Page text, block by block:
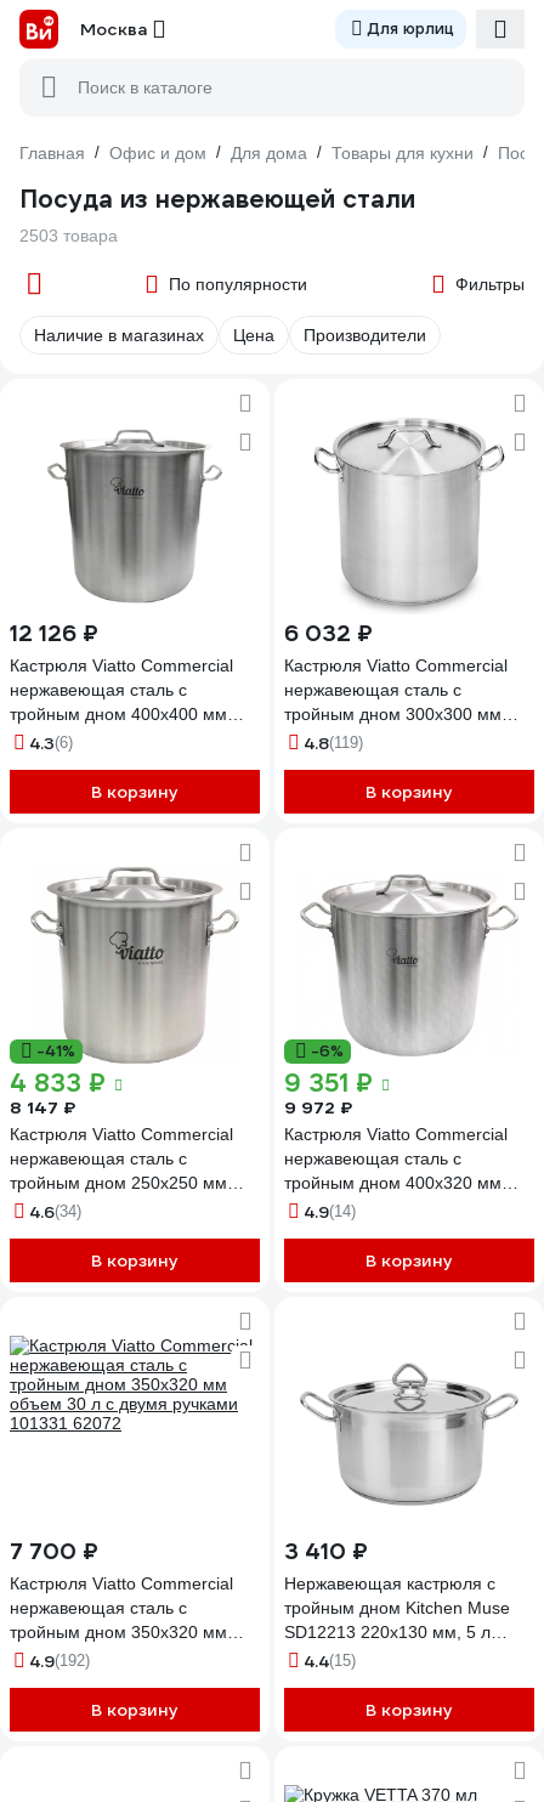
Москва Для юрлиц
Поиск в каталоге
Главная / Офис и дом / Для дома / Товары для кухни /
Посуда из нержавеющей стали
2503 товара
По популярности Фильтры
Наличие в магазинах Цена Производители
12 126 ₽
Кастрюля Viatto Commercial
нержавеющая сталь с
тройным дном 400x400 мм
объем 50 л с двумя ручками
4.3(6)
В корзину
6 032 ₽
Кастрюля Viatto Commercial
нержавеющая сталь с
тройным дном 300x300 мм
объем 20 л с двумя ручками
4.8(119)
В корзину
-41%
4 833 ₽
8 147 ₽
Кастрюля Viatto Commercial
нержавеющая сталь с
тройным дном 250x250 мм
объем 12 л 101302 62067
4.6(34)
В корзину
-6%
9 351 ₽
9 972 ₽
Кастрюля Viatto Commercial
нержавеющая сталь с
тройным дном 400x320 мм
объем 40 л с двумя ручками
4.9(14)
В корзину
7 700 ₽
Кастрюля Viatto Commercial
нержавеющая сталь с
тройным дном 350x320 мм
объем 30 л с двумя ручками
4.9(192)
В корзину
3 410 ₽
Нержавеющая кастрюля с
тройным дном Kitchen Muse
SD12213 220х130 мм, 5 л
172643
4.4(15)
В корзину